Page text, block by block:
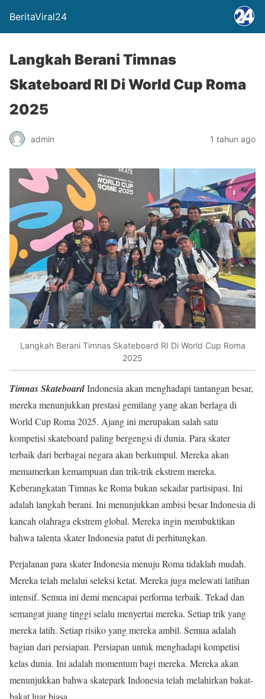
BeritaViral24
Langkah Berani Timnas
Skateboard RI Di World Cup Roma
2025
admin 1 tahun ago
Langkah Berani Timnas Skateboard RI Di World Cup Roma
2025
Timnas SkateboardIndonesia akan menghadapi tantangan besar,
mereka menunjukkan prestasi gemilang yang akan berlaga di
World Cup Roma 2025. Ajang ini merupakan salah satu
kompetisi skateboard paling bergengsi di dunia. Para skater
terbaik dari berbagai negara akan berkumpul. Mereka akan
memamerkan kemampuan dan trik-trik ekstrem mereka.
Keberangkatan Timnas ke Roma bukan sekadar partisipasi. Ini
adalah langkah berani. Ini menunjukkan ambisi besar Indonesia di
kancah olahraga ekstrem global. Mereka ingin membuktikan
bahwa talenta skater Indonesia patut di perhitungkan.
Perjalanan para skater Indonesia menuju Roma tidaklah mudah.
Mereka telah melalui seleksi ketat. Mereka juga melewati latihan
intensif. Semua ini demi mencapai performa terbaik. Tekad dan
semangat juang tinggi selalu menyertai mereka. Setiap trik yang
mereka latih. Setiap risiko yang mereka ambil. Semua adalah
bagian dari persiapan. Persiapan untuk menghadapi kompetisi
kelas dunia. Ini adalah momentum bagi mereka. Mereka akan
menunjukkan bahwa skatepark Indonesia telah melahirkan bakat-
bakat luar biasa.